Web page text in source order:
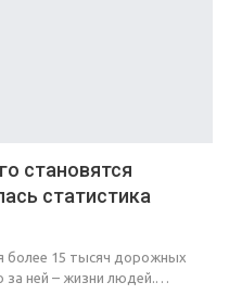
становятся
статистика
более 15 тысяч дорожных
за ней – жизни людей.…